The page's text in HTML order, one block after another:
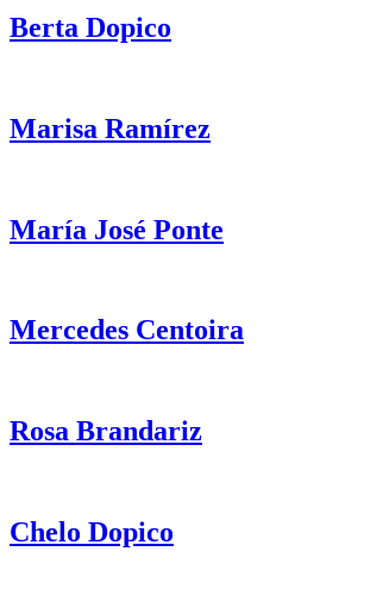
Berta Dopico
Marisa Ramírez
María José Ponte
Mercedes Centoira
Rosa Brandariz
Chelo Dopico